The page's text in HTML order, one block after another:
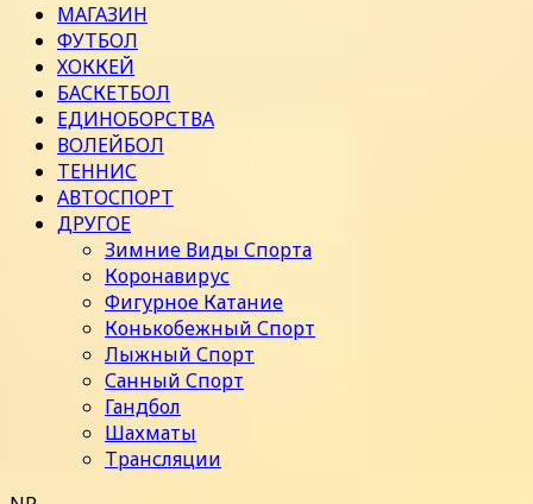
МАГАЗИН
ФУТБОЛ
ХОККЕЙ
БАСКЕТБОЛ
ЕДИНОБОРСТВА
ВОЛЕЙБОЛ
ТЕННИС
АВТОСПОРТ
ДРУГОЕ
Зимние Виды Спорта
Коронавирус
Фигурное Катание
Конькобежный Спорт
Лыжный Спорт
Санный Спорт
Гандбол
Шахматы
Трансляции